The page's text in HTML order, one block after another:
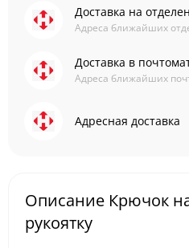
Доставка на
Адреса ближайших
Доставка в
Адреса ближайших
Адресная доставка
Описание Крючок
рукоятку